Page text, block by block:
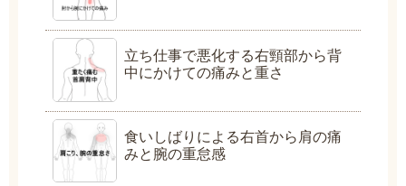
立ち仕事で悪化する右頸部から背
中にかけての痛みと重さ
食いしばりによる右首から肩の痛
みと腕の重怠感